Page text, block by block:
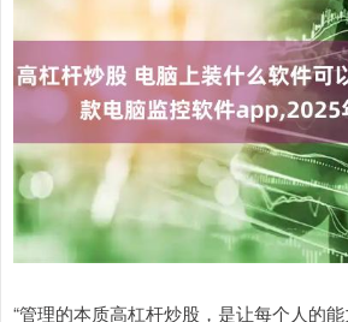
“管理的本质高杠杆炒股，是让每个人的